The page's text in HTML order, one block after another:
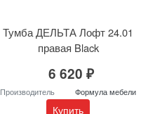
Тумба ДЕЛЬТА Лофт 24.01
правая Black
6 620 ₽
Производитель Формула мебели
Купить